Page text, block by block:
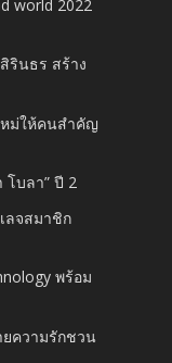
world 2022
รินธร สร้าง
ม่ให้คนสำคัญ
โบลา” ปี 2
ลจสมาชิก
พร้อม
ความรักชวน